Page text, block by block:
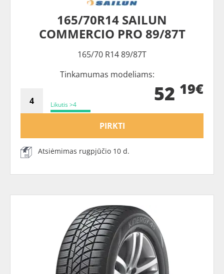
165/70R14 SAILUN
COMMERCIO PRO 89/87T
165/70 R14 89/87T
Tinkamumas modeliams:
Likutis >4 52 19€
PIRKTI
Atsiėmimas rugpjūčio 10 d.